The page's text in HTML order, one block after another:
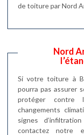
de toiture par Nord
Nord
Si votre toiture à
pourra pas assurer
protéger contre
changements
signes
contactez notre